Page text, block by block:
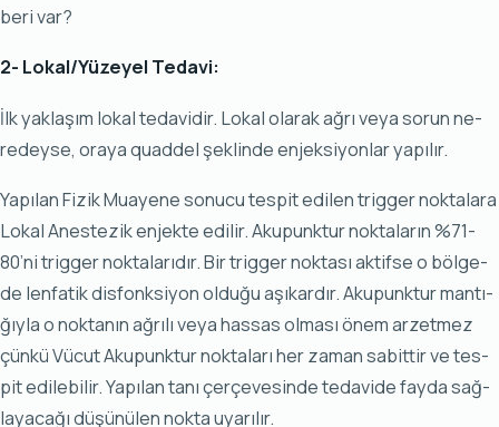
be­ri var?
2- Lo­kal/Yü­ze­yel Te­da­vi:
İlk yak­la­şım lo­kal te­da­vi­dir. Lo­kal ola­rak ağ­rı ve­ya so­run ne­
re­dey­se, ora­ya qu­ad­del şek­lin­de en­jek­si­yon­lar ya­pı­lır.
Ya­pı­lan Fi­zik Mu­aye­ne so­nu­cu tes­pit edi­len trig­ger nok­ta­la­ra
Lo­kal Anes­te­zik en­jek­te edi­lir. Aku­punk­tur nok­ta­la­rın %71-
80’ni trig­ger nok­ta­la­rı­dır. Bir trig­ger nok­ta­sı ak­tif­se o böl­ge­
de len­fa­tik dis­fonk­si­yon ol­du­ğu aşı­kar­dır. Aku­punk­tur man­tı­
ğıy­la o nok­ta­nın ağ­rı­lı ve­ya has­sas ol­ma­sı önem ar­zet­mez
çün­kü Vü­cut Aku­punk­tur nok­ta­la­rı her za­man sa­bit­tir ve tes­
pit edi­le­bi­lir. Ya­pı­lan ta­nı çer­çe­ve­sin­de te­da­vi­de fay­da sağ­
la­ya­ca­ğı dü­şü­nü­len nok­ta uya­rı­lır.